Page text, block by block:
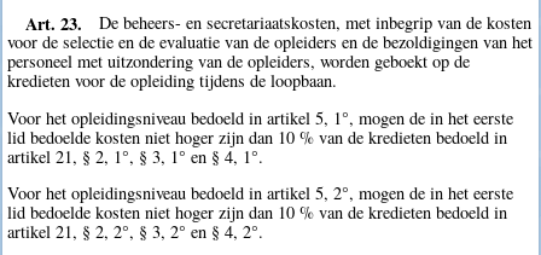
Art. 23.
De beheers- en secretariaatskosten, met inbegrip van de kosten
voor de selectie en de evaluatie van de opleiders en de bezoldigingen van het
personeel met uitzondering van de opleiders, worden geboekt op de
kredieten voor de opleiding tijdens de loopbaan.
Voor het opleidingsniveau bedoeld in artikel 5, 1°, mogen de in het eerste
lid bedoelde kosten niet hoger zijn dan 10 % van de kredieten bedoeld in
artikel 21, § 2, 1°, § 3, 1° en § 4, 1°.
Voor het opleidingsniveau bedoeld in artikel 5, 2°, mogen de in het eerste
lid bedoelde kosten niet hoger zijn dan 10 % van de kredieten bedoeld in
artikel 21, § 2, 2°, § 3, 2° en § 4, 2°.